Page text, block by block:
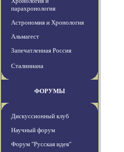
парахронология
Астрономия и Хронология
Альмагест
Запечатленная Россия
Сталиниана
ФОРУМЫ
Дискуссионный клуб
Научный форум
Форум "Русская идея"